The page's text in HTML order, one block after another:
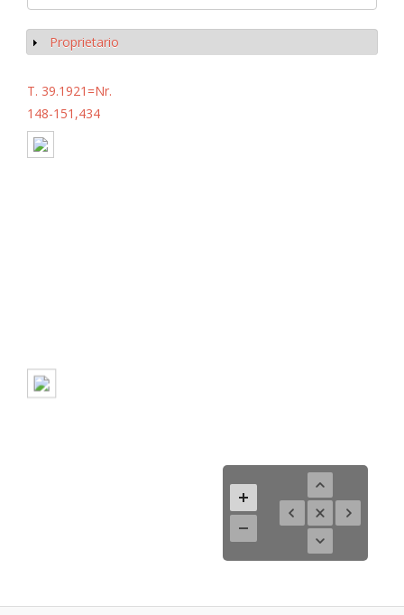
Mostrar
Proprietario
T. 39.1921=Nr.
148-151,434